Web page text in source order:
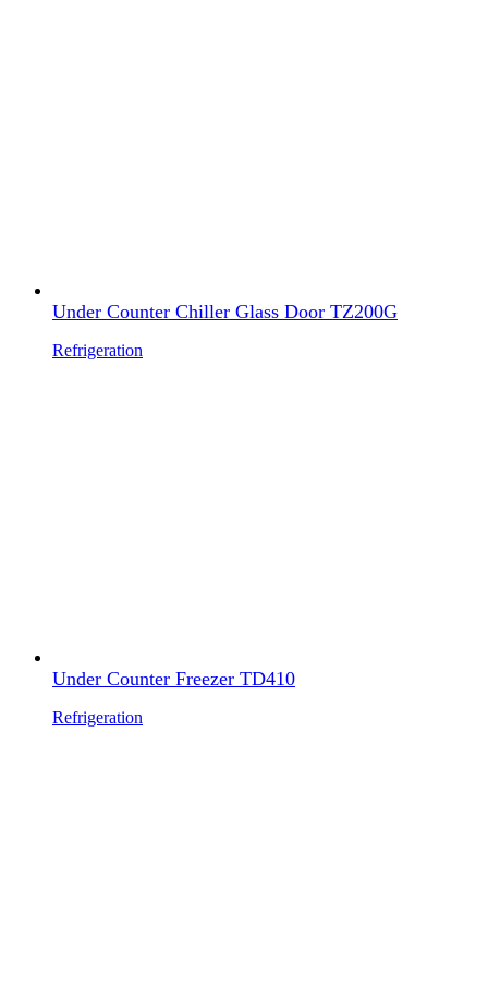
Under Counter Chiller Glass Door TZ200G
Refrigeration
Under Counter Freezer TD410
Refrigeration